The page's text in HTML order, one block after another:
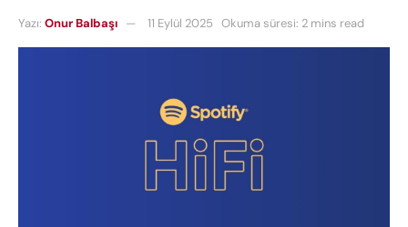
Yazı: Onur Balbaşı 11 Eylül 2025 Okuma süresi: 2 mins read